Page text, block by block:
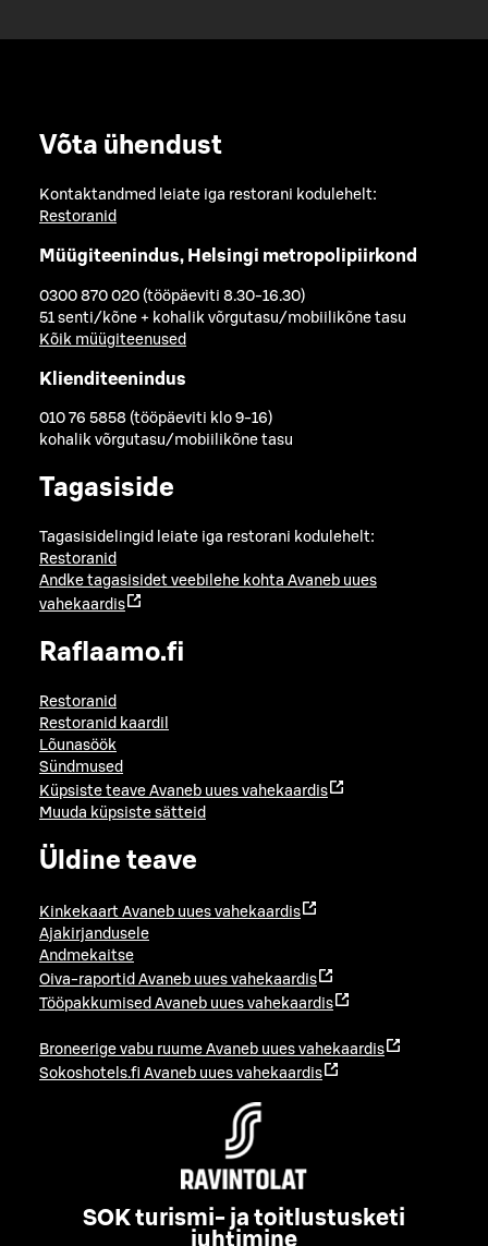
Võta ühendust
Kontaktandmed leiate iga restorani kodulehelt:
Restoranid
Müügiteenindus, Helsingi metropolipiirkond
0300 870 020 (tööpäeviti 8.30-16.30)
51 senti/kõne + kohalik võrgutasu/mobiilikõne tasu
Kõik müügiteenused
Klienditeenindus
010 76 5858 (tööpäeviti klo 9-16)
kohalik võrgutasu/mobiilikõne tasu
Tagasiside
Tagasisidelingid leiate iga restorani kodulehelt:
Restoranid
Andke tagasisidet veebilehe kohta Avaneb uues
vahekaardis
Raflaamo.fi
Restoranid
Restoranid kaardil
Lõunasöök
Sündmused
Küpsiste teave Avaneb uues vahekaardis
Muuda küpsiste sätteid
Üldine teave
Kinkekaart Avaneb uues vahekaardis
Ajakirjandusele
Andmekaitse
Oiva-raportid Avaneb uues vahekaardis
Tööpakkumised Avaneb uues vahekaardis
Broneerige vabu ruume Avaneb uues vahekaardis
Sokoshotels.fi Avaneb uues vahekaardis
SOK turismi- ja toitlustusketi
juhtimine